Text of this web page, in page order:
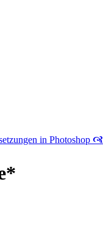
in Photoshop 🙧